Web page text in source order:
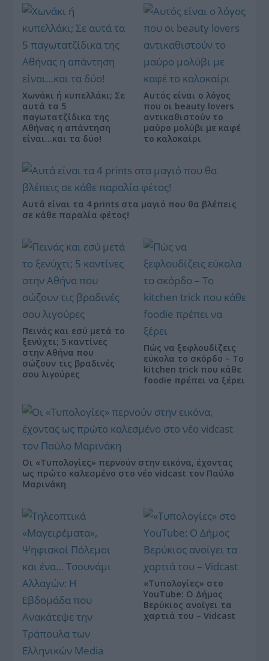
Χωνάκι ή κυπελλάκι; Σε
αυτά τα 5
παγωτατζίδικα της
Αθήνας η απάντηση
είναι…και τα δύο!
Αυτός είναι ο λόγος
που οι beauty lovers
αντικαθιστούν το
μαύρο μολύβι με καφέ
το καλοκαίρι
Αυτά είναι τα 4 prints στα μαγιό που θα βλέπεις
σε κάθε παραλία φέτος!
Πεινάς και εσύ μετά το
ξενύχτι; 5 καντίνες
στην Αθήνα που
σώζουν τις βραδινές
σου λιγούρες
Πώς να ξεφλουδίζεις
εύκολα το σκόρδο – Το
kitchen trick που κάθε
foodie πρέπει να ξέρει
Οι «Τυπολογίες» περνούν στην εικόνα, έχοντας
ως πρώτο καλεσμένο στο νέο vidcast τον Παύλο
Μαρινάκη
«Τυπολογίες» στο
YouTube: Ο Δήμος
Βερύκιος ανοίγει τα
χαρτιά του – Vidcast